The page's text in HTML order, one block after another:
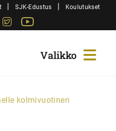
| SJK-Edustus | Koulutukset
Instagram
Twitter
kolmivuotinen